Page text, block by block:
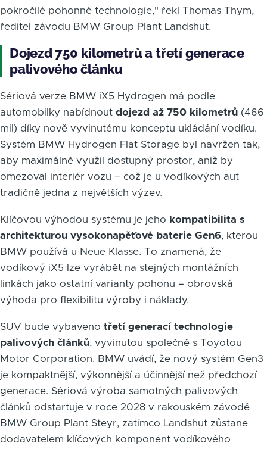
pokročilé pohonné technologie," řekl Thomas Thym,
ředitel závodu BMW Group Plant Landshut.
Dojezd 750 kilometrů a třetí generace
palivového článku
Sériová verze BMW iX5 Hydrogen má podle
automobilky nabídnout dojezd až 750 kilometrů (466
mil) díky nově vyvinutému konceptu ukládání vodíku.
Systém BMW Hydrogen Flat Storage byl navržen tak,
aby maximálně využil dostupný prostor, aniž by
omezoval interiér vozu – což je u vodíkových aut
tradičně jedna z největších výzev.
Klíčovou výhodou systému je jeho kompatibilita s
architekturou vysokonapěťové baterie Gen6, kterou
BMW používá u Neue Klasse. To znamená, že
vodíkový iX5 lze vyrábět na stejných montážních
linkách jako ostatní varianty pohonu – obrovská
výhoda pro flexibilitu výroby i náklady.
SUV bude vybaveno třetí generací technologie
palivových článků, vyvinutou společně s Toyotou
Motor Corporation. BMW uvádí, že nový systém Gen3
je kompaktnější, výkonnější a účinnější než předchozí
generace. Sériová výroba samotných palivových
článků odstartuje v roce 2028 v rakouském závodě
BMW Group Plant Steyr, zatímco Landshut zůstane
dodavatelem klíčových komponent vodíkového